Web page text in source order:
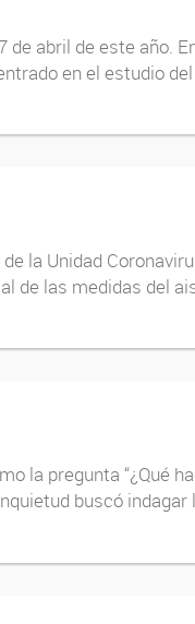
abril de este año.
en el estudio
la Unidad
de las medidas del
la pregunta “¿Qué
buscó